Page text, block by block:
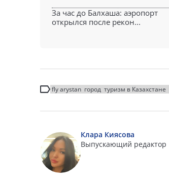
За час до Балхаша: аэропорт
открылся после рекон...
fly arystan город туризм в Казахстане
Клара Киясова
Выпускающий редактор